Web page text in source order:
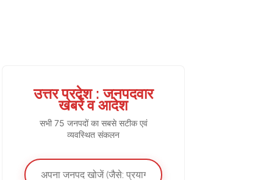
उत्तर प्रदेश : जनपदवार
खबरें व आदेश
सभी 75 जनपदों का सबसे सटीक एवं
व्यवस्थित संकलन